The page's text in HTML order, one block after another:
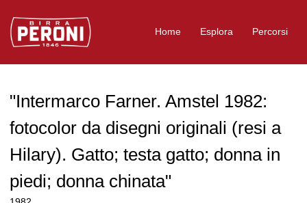
Logo Birra Peroni
Home Esplora Percorsi
"Intermarco Farner. Amstel 1982:
fotocolor da disegni originali (resi a
Hilary). Gatto; testa gatto; donna in
piedi; donna chinata"